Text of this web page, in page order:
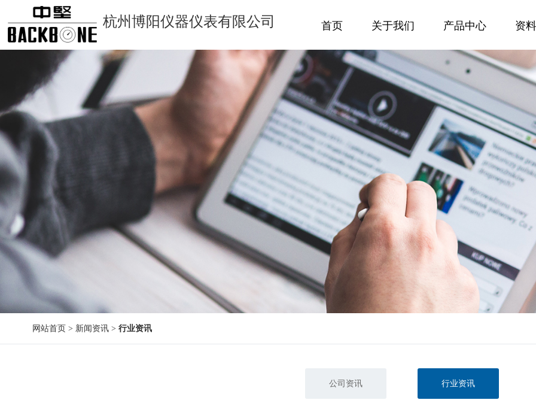
杭州博阳仪器仪表有限公司 首页 关于我们 产品中心 资
网站首页> 新闻资讯> 行业资讯
公司资讯 行业资讯